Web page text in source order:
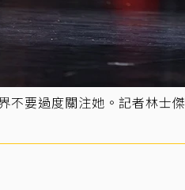
不要過度關注她。記者林士